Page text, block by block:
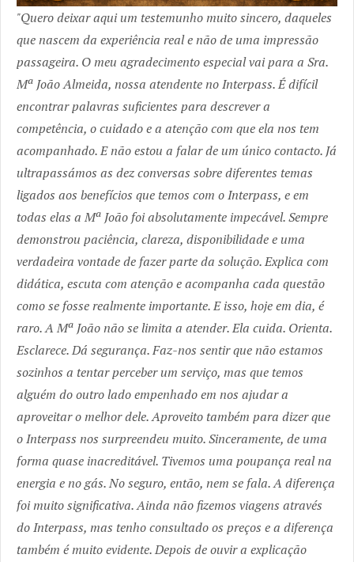
Quero deixar aqui um testemunho muito sincero, daqueles
que nascem da experiência real e não de uma impressão
passageira. O meu agradecimento especial vai para a Sra.
Mª João Almeida, nossa atendente no Interpass. É difícil
encontrar palavras suficientes para descrever a
competência, o cuidado e a atenção com que ela nos tem
acompanhado. E não estou a falar de um único contacto. Já
ultrapassámos as dez conversas sobre diferentes temas
ligados aos benefícios que temos com o Interpass, e em
todas elas a Mª João foi absolutamente impecável. Sempre
demonstrou paciência, clareza, disponibilidade e uma
verdadeira vontade de fazer parte da solução. Explica com
didática, escuta com atenção e acompanha cada questão
como se fosse realmente importante. E isso, hoje em dia, é
raro. A Mª João não se limita a atender. Ela cuida. Orienta.
Esclarece. Dá segurança. Faz-nos sentir que não estamos
sozinhos a tentar perceber um serviço, mas que temos
alguém do outro lado empenhado em nos ajudar a
aproveitar o melhor dele. Aproveito também para dizer que
o Interpass nos surpreendeu muito. Sinceramente, de uma
forma quase inacreditável. Tivemos uma poupança real na
energia e no gás. No seguro, então, nem se fala. A diferença
foi muito significativa. Ainda não fizemos viagens através
do Interpass, mas tenho consultado os preços e a diferença
também é muito evidente. Depois de ouvir a explicação